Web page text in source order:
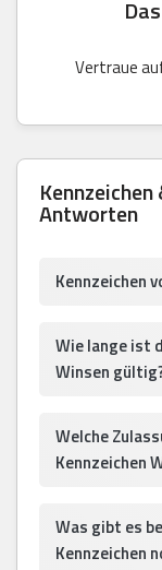
Vertraue
Antworten
Kennzeichen
Wie lange ist
Winsen
Welche
Kennzeichen
Was gibt es
Kennzeichen